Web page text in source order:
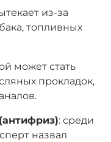
из-за
топливных
может стать
прокладок,
: среди
назвал